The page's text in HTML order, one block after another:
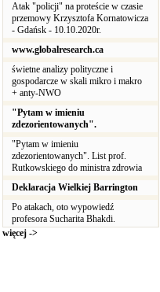
Atak "policji" na proteście w czasie
przemowy Krzysztofa Kornatowicza
- Gdańsk - 10.10.2020r.
www.globalresearch.ca
świetne analizy polityczne i
gospodarcze w skali mikro i makro
+ anty-NWO
"Pytam w imieniu
zdezorientowanych".
"Pytam w imieniu
zdezorientowanych". List prof.
Rutkowskiego do ministra zdrowia
Deklaracja Wielkiej Barrington
Po atakach, oto wypowiedź
profesora Sucharita Bhakdi.
więcej ->